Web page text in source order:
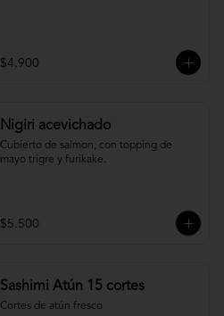
$4.900
Nigiri acevichado
Cubierto de salmon, con topping de
mayo trigre y furikake.
$5.500
Sashimi Atún 15 cortes
Cortes de atún fresco